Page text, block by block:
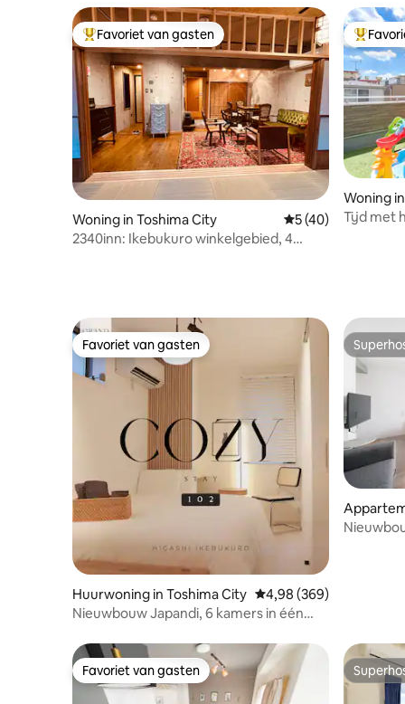
ワー付き）×1 ・独立シャワールーム ×2・
独立トイレ（温水洗浄便座付き）×2 ・独
立洗面台 ・洗濯機スペース 🛋️ アメニティ
＆室内設備 【電化製品】 ・全室エアコン
完備（冷暖房） ・高速Wi-Fi ・テレビ ・大
型冷蔵庫 / IHクッキングヒーター / 電子レ
ンジ / 電気ポット ・ 洗濯乾燥機 / ヘアド
ライヤー / 掃除機 【キッチン用品】 ・
鍋・フライパン・まな板・包丁 ・お皿・
グラス・マグカップ・カトラリー類 ・食
器用洗剤・スポンジ・基本調味料 【バ
ス・リネン類】 ・お一人様につきバスタ
オル×1、フェイスタオル×2 ・シャンプ
ー・コンディショナー・ボディーソープ
主要観光地（新宿・渋谷・東京・銀座な
ど）へも電車1本でアクセス抜群！ * 周辺
には24時間営業のコンビニ、スーパーマ
ーケット、飲食店、ドラッグストアが多
数あり、滞在中の買い物や食事には一切
届いた当お部屋で、ご家族やご友人と心
に残る特別な東京滞在をお楽しみくださ
い。皆さまのお越しを心よりお待ちして
おります！ご質問やご不明点がございま
したら、お気軽にお問い合わせくださ
い。
Topfavoriet van gasten
Favoriet van gasten
Woning in Toshima City Gemiddelde
5 (40)
2340inn: Ikebukuro winkelgebied, 4
badkamers
Woning
Tijd met
bedden
Favoriet van gasten
Favoriet van gasten
Huurwoning in Toshima City Gemiddelde
4,98 (369)
Nieuwbouw Japandi, 6 kamers in één
personen | 10 minuten lopen van station
Ikebukuro | 5 minuten lopen van het
busstation | Voor koppels op reis...
y
Favoriet van gasten
Favoriet van gasten